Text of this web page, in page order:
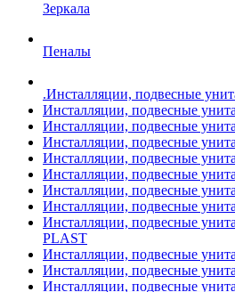
Зеркала
Пеналы
.Инсталляции, подвесные
Инсталляции, подвесные
Инсталляции, подвесные
Инсталляции, подвесные
Инсталляции, подвесные
Инсталляции, подвесные
Инсталляции, подвесные
Инсталляции, подвесные
Инсталляции, подвесные
PLAST
Инсталляции, подвесные
Инсталляции, подвесные
Инсталляции, подвесные